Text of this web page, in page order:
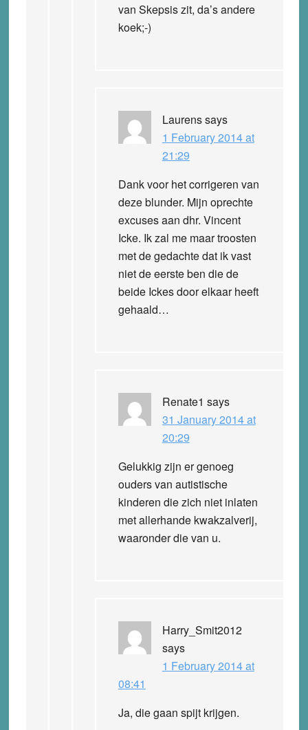
van Skepsis zit, da’s andere
koek;-)
Laurenssays
1 February 2014 at
21:29
Dank voor het corrigeren van
deze blunder. Mijn oprechte
excuses aan dhr. Vincent
Icke. Ik zal me maar troosten
met de gedachte dat ik vast
niet de eerste ben die de
beide Ickes door elkaar heeft
gehaald…
Renate1 says
31 January 2014 at
20:29
Gelukkig zijn er genoeg
ouders van autistische
kinderen die zich niet inlaten
met allerhande kwakzalverij,
waaronder die van u.
Harry_Smit2012
says
1 February 2014 at
08:41
Ja, die gaan spijt krijgen.